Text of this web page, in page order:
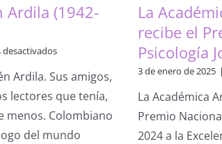
Ardila (1942-
en
Memoriam:
Rubén
Ardila
(1942-
2025)
Ardila. Sus amigos,
lectores que tenía,
menos. Colombiano
del mundo
La
recibe el
Psicología
3 de enero de 2025 |
La Académica
Premio
2024 a la